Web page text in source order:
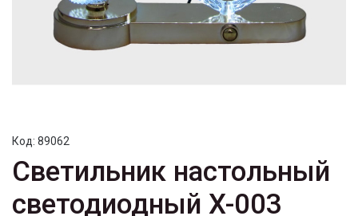
Код: 89062
Светильник настольный
светодиодный X-003